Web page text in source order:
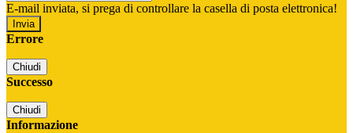
E-mail inviata, si prega di controllare la casella di posta elettronica!
Errore
Chiudi
Successo
Chiudi
Informazione